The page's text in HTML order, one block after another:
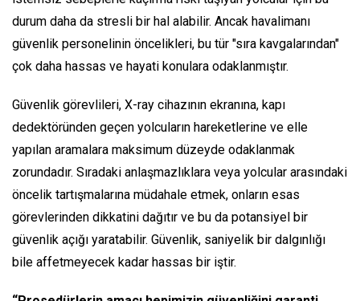
durum daha da stresli bir hal alabilir. Ancak havalimanı
güvenlik personelinin öncelikleri, bu tür "sıra kavgalarından"
çok daha hassas ve hayati konulara odaklanmıştır.
Güvenlik görevlileri, X-ray cihazının ekranına, kapı
dedektöründen geçen yolcuların hareketlerine ve elle
yapılan aramalara maksimum düzeyde odaklanmak
zorundadır. Sıradaki anlaşmazlıklara veya yolcular arasındaki
öncelik tartışmalarına müdahale etmek, onların esas
görevlerinden dikkatini dağıtır ve bu da potansiyel bir
güvenlik açığı yaratabilir. Güvenlik, saniyelik bir dalgınlığı
bile affetmeyecek kadar hassas bir iştir.